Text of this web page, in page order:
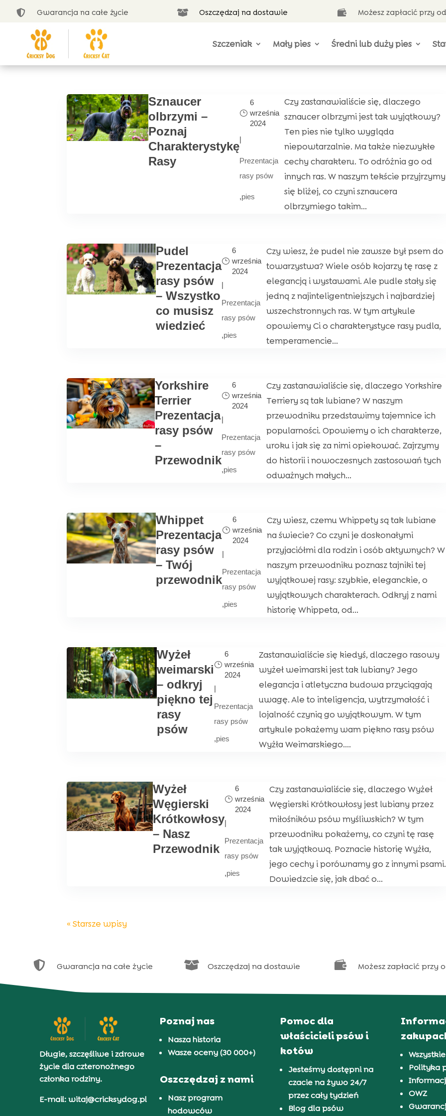
 Gwarancja na całe życie  Oszczędzaj na dostawie  Możesz zapłacić przy
Szczeniak Mały pies Średni lub duży pies
Sznaucer
olbrzymi –
Poznaj
Charakterystykę
Rasy
6
września
2024
|
Prezentacja
rasy psów
,pies
Czy zastanawialiście się, dlaczego
sznaucer olbrzymi jest tak wyjątkowy?
Ten pies nie tylko wygląda
niepowtarzalnie. Ma także niezwykłe
cechy charakteru. To odróżnia go od
innych ras. W naszym tekście przyjrzymy
się bliżej, co czyni sznaucera
olbrzymiego takim...
Pudel
Prezentacja
rasy psów
– Wszystko
co musisz
wiedzieć
6
września
2024
|
Prezentacja
rasy psów
,pies
Czy wiesz, że pudel nie zawsze był psem do
towarzystwa? Wiele osób kojarzy tę rasę z
elegancją i wystawami. Ale pudle stały się
jedną z najinteligentniejszych i najbardziej
wszechstronnych ras. W tym artykule
opowiemy Ci o charakterystyce rasy pudla,
temperamencie...
Yorkshire
Terrier
Prezentacja
rasy psów
–
Przewodnik
6
września
2024
|
Prezentacja
rasy psów
,pies
Czy zastanawialiście się, dlaczego Yorkshire
Terriery są tak lubiane? W naszym
przewodniku przedstawimy tajemnice ich
popularności. Opowiemy o ich charakterze,
uroku i jak się za nimi opiekować. Zajrzymy
do historii i nowoczesnych zastosowań tych
odważnych małych...
Whippet
Prezentacja
rasy psów
– Twój
przewodnik
6
września
2024
|
Prezentacja
rasy psów
,pies
Czy wiesz, czemu Whippety są tak lubiane
na świecie? Co czyni je doskonałymi
przyjaciółmi dla rodzin i osób aktywnych? W
naszym przewodniku poznasz tajniki tej
wyjątkowej rasy: szybkie, eleganckie, o
wyjątkowych charakterach. Odkryj z nami
historię Whippeta, od...
Wyżeł
weimarski
– odkryj
piękno tej
rasy
psów
6
września
2024
|
Prezentacja
rasy psów
,pies
Zastanawialiście się kiedyś, dlaczego rasowy
wyżeł weimarski jest tak lubiany? Jego
elegancja i atletyczna budowa przyciągają
uwagę. Ale to inteligencja, wytrzymałość i
lojalność czynią go wyjątkowym. W tym
artykule pokażemy wam piękno rasy psów
Wyżła Weimarskiego....
Wyżeł
Węgierski
Krótkowłosy
– Nasz
Przewodnik
6
września
2024
|
Prezentacja
rasy psów
,pies
Czy zastanawialiście się, dlaczego Wyżeł
Węgierski Krótkowłosy jest lubiany przez
miłośników psów myśliwskich? W tym
przewodniku pokażemy, co czyni tę rasę
tak wyjątkową. Poznacie historię Wyżła,
jego cechy i porównamy go z innymi psami.
Dowiedzcie się, jak dbać o...
« Starsze wpisy
 Gwarancja na całe życie  Oszczędzaj na dostawie  Możesz zapłacić przy
Długie, szczęśliwe i zdrowe
życie dla czteronożnego
członka rodziny.
E-mail: witaj@cricksydog.pl
Poznaj nas
Nasza historia
Wasze oceny (30 000+)
Oszczędzaj z nami
Nasz program
hodowców
Pomoc dla
właścicieli psów i
kotów
Jesteśmy dostępni na
czacie na żywo 24/7
przez cały tydzień
Blog dla psów
Polityka
OWZ